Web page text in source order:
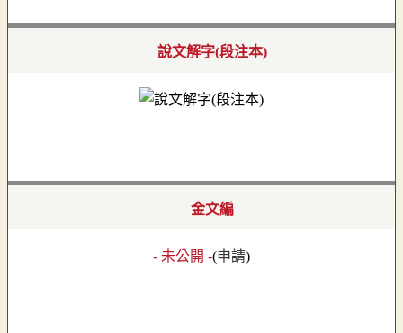
說文解字(段注本)
金文編
- 未公開 -(申請)